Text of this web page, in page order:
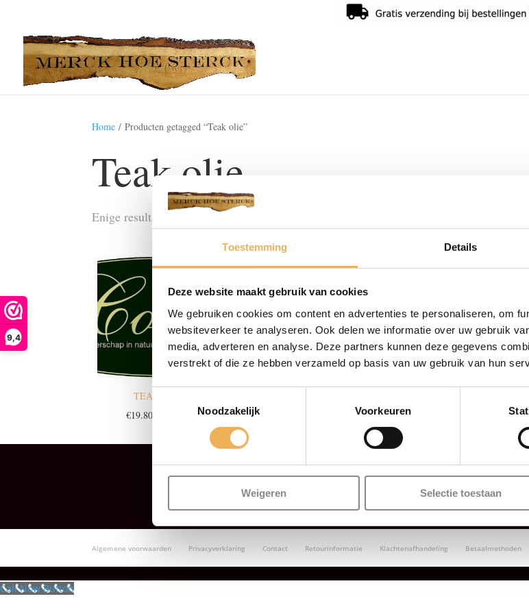
Toestemming Details
Deze website maakt gebruik van cookies
We gebruiken cookies om content en advertenties te personaliseren, om
websiteverkeer te analyseren. Ook delen we informatie over uw gebruik
media, adverteren en analyse. Deze partners kunnen deze gegevens
verstrekt of die ze hebben verzameld op basis van uw gebruik van hun
Noodzakelijk
Voorkeuren
Weigeren Selectie toestaan
9,4
Home / Producten getagged “Teak olie”
Teak olie
Enige resultaat
TEAK OLIE
€19.80
Prijsklasse:
€19.80
€146.06
Algemene voorwaarden Privacyverklaring Contact Retourinformatie Klachtenafhandeling Betaalmethoden
Call Now Button